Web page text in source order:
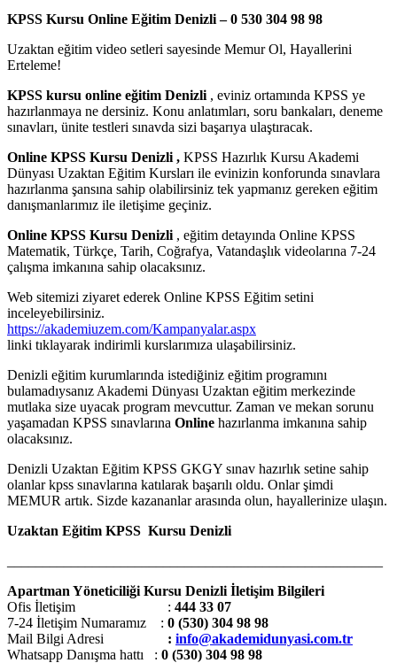
KPSS Kursu Online Eğitim Denizli – 0 530 304 98 98
Uzaktan eğitim video setleri sayesinde Memur Ol, Hayallerini
Erteleme!
KPSS kursu online eğitim Denizli , eviniz ortamında KPSS ye
hazırlanmaya ne dersiniz. Konu anlatımları, soru bankaları, deneme
sınavları, ünite testleri sınavda sizi başarıya ulaştıracak.
Online KPSS Kursu Denizli , KPSS Hazırlık Kursu Akademi
Dünyası Uzaktan Eğitim Kursları ile evinizin konforunda sınavlara
hazırlanma şansına sahip olabilirsiniz tek yapmanız gereken eğitim
danışmanlarımız ile iletişime geçiniz.
Online KPSS Kursu Denizli , eğitim detayında Online KPSS
Matematik, Türkçe, Tarih, Coğrafya, Vatandaşlık videolarına 7-24
çalışma imkanına sahip olacaksınız.
Web sitemizi ziyaret ederek Online KPSS Eğitim setini
inceleyebilirsiniz.
https://akademiuzem.com/Kampanyalar.aspx
linki tıklayarak indirimli kurslarımıza ulaşabilirsiniz.
Denizli eğitim kurumlarında istediğiniz eğitim programını
bulamadıysanız Akademi Dünyası Uzaktan eğitim merkezinde
mutlaka size uyacak program mevcuttur. Zaman ve mekan sorunu
yaşamadan KPSS sınavlarına Online hazırlanma imkanına sahip
olacaksınız.
Denizli Uzaktan Eğitim KPSS GKGY sınav hazırlık setine sahip
olanlar kpss sınavlarına katılarak başarılı oldu. Onlar şimdi
MEMUR artık. Sizde kazananlar arasında olun, hayallerinize ulaşın.
Uzaktan Eğitim KPSS Kursu Denizli
Apartman Yöneticiliği Kursu Denizli İletişim Bilgileri
Ofis İletişim : 444 33 07
7-24 İletişim Numaramız : 0 (530) 304 98 98
Mail Bilgi Adresi
: info@akademidunyasi.com.tr
Whatsapp Danışma hattı
: 0 (530) 304 98 98